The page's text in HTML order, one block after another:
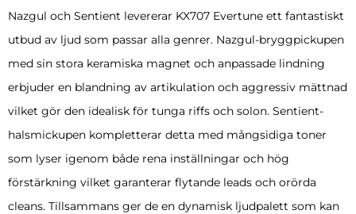
Nazgul och Sentient levererar KX707 Evertune ett fantastiskt
utbud av ljud som passar alla genrer. Nazgul-bryggpickupen
med sin stora keramiska magnet och anpassade lindning
erbjuder en blandning av artikulation och aggressiv mättnad
vilket gör den idealisk för tunga riffs och solon. Sentient-
halsmickupen kompletterar detta med mångsidiga toner
som lyser igenom både rena inställningar och hög
förstärkning vilket garanterar flytande leads och orörda
cleans. Tillsammans ger de en dynamisk ljudpalett som kan